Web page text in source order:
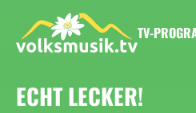
Inhalt
springen
TV-
ECHT LECKER!